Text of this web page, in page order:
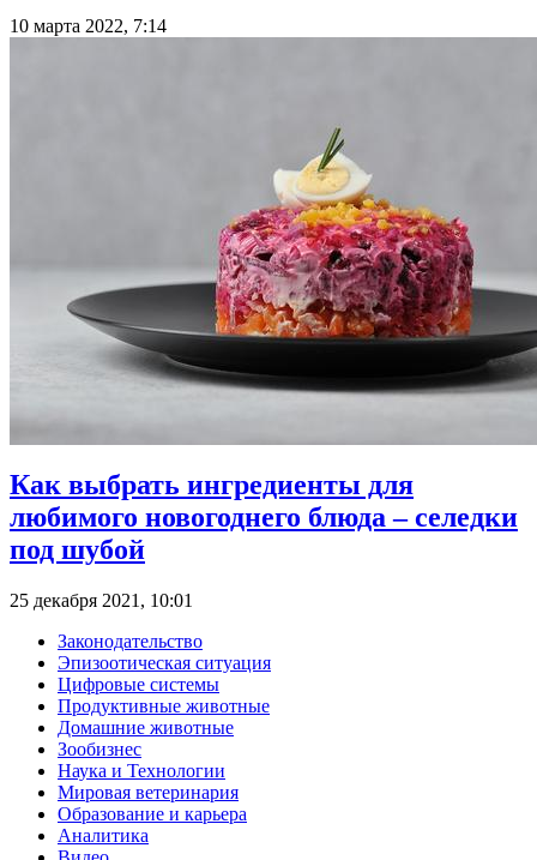
10 марта 2022, 7:14
Как выбрать ингредиенты для
любимого новогоднего блюда – селедки
под шубой
25 декабря 2021, 10:01
Законодательство
Эпизоотическая ситуация
Цифровые системы
Продуктивные животные
Домашние животные
Зообизнес
Наука и Технологии
Мировая ветеринария
Образование и карьера
Аналитика